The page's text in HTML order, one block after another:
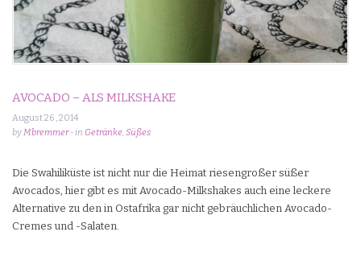
AVOCADO – ALS MILKSHAKE
August 26 , 2014
byMbremmer- in Getränke, Süßes
Die Swahiliküste ist nicht nur die Heimat riesengroßer süßer
Avocados, hier gibt es mit Avocado-Milkshakes auch eine leckere
Alternative zu den in Ostafrika gar nicht gebräuchlichen Avocado-
Cremes und -Salaten.